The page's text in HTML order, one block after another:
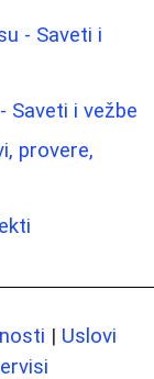
- Saveti i
Saveti i vežbe
provere,
| Uslovi